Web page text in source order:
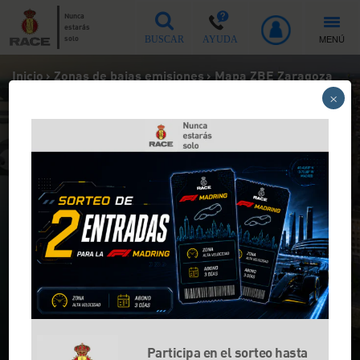
Nunca
estarás
solo
BUSCAR AYUDA MENÚ
Inicio > Zonas de bajas emisiones > Mapa ZBE Zaragoza
Mapa de la ZBE de Zaragoza
La Zona de Bajas Emisiones de Zaragoza
comienza a sancionar desde el 12 de
diciembre de 2025.
Participa en el sorteo hasta
×